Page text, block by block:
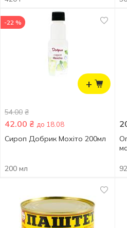
+
-22 %
54.00 ₴
42.00 ₴ до 18.08
Сироп Добрик Мохіто 200мл
200 мл